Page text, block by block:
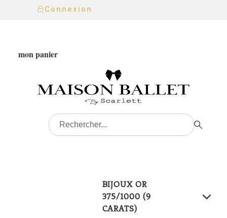
Connexion
mon panier
BIJOUX OR
375/1000 (9
CARATS)